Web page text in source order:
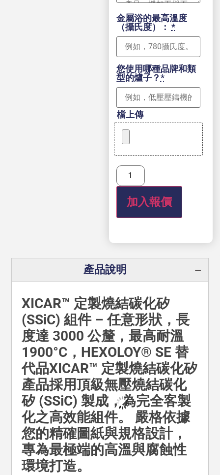
金屬浴的最高溫度
（攝氏度）： *
您使用哪種品牌和類
型的爐子？*
檔上傳
加入報價
產品說明
XICAR™ 定製燒結碳化矽
(SSiC) 組件 – 任意形狀，長
度達 3000 公釐，最高耐溫
1900°C，HEXOLOY® SE 替
代品XICAR™ 定製燒結碳化矽
產品採用頂級無壓燒結碳化
矽 (SSiC) 製成，為完全客製
化之高效能組件。 嚴格依據
您的精確圖紙與規格設計，
專為最極端的高溫與腐蝕性
環境打造。